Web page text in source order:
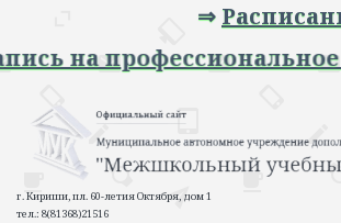
на
г. Кириши, пл. 60-летия Октября, дом 1
тел.: 8(81368)21516